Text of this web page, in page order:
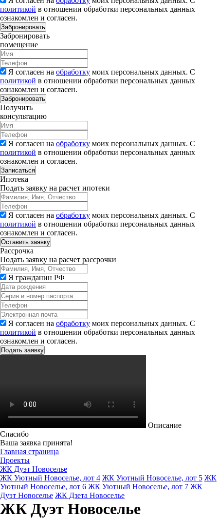
политикой в отношении обработки персональных данных
ознакомлен и согласен.
Забронировать
Забронировать
помещение
Я согласен на обработку моих персональных данных. С
политикой в отношении обработки персональных данных
ознакомлен и согласен.
Забронировать
Получить
консультацию
Я согласен на обработку моих персональных данных. С
политикой в отношении обработки персональных данных
ознакомлен и согласен.
Записаться
Ипотека
Подать заявку на расчет ипотеки
Я согласен на обработку моих персональных данных. С
политикой в отношении обработки персональных данных
ознакомлен и согласен.
Рассрочка
Подать заявку на расчет рассрочки
Я гражданин РФ
Я согласен на обработку моих персональных данных. С
политикой в отношении обработки персональных данных
ознакомлен и согласен.
Описание
Спасибо
Ваша заявка принята!
Главная страница
Проекты
ЖК Дуэт Новоселье
ЖК Уютный Новоселье, лот 4 ЖК Уютный Новоселье, лот 5 ЖК
Уютный Новоселье, лот 6 ЖК Уютный Новоселье, лот 7 ЖК
Дуэт Новоселье ЖК Дзета Новоселье
ЖК Дуэт Новоселье